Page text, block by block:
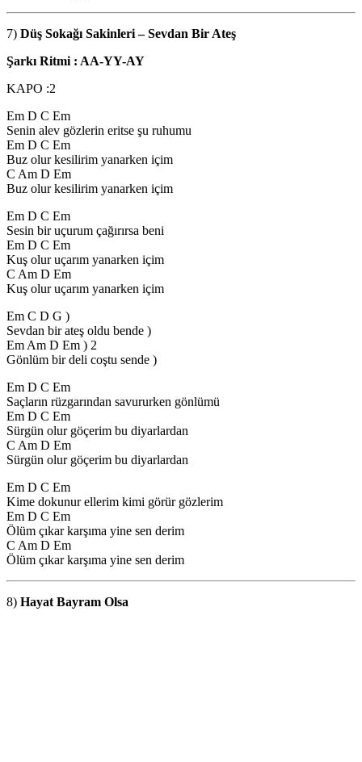
7) Düş Sokağı Sakinleri – Sevdan Bir Ateş
Şarkı Ritmi : AA-YY-AY
KAPO :2
Em D C Em
Senin alev gözlerin eritse şu ruhumu
Em D C Em
Buz olur kesilirim yanarken içim
C Am D Em
Buz olur kesilirim yanarken içim
Em D C Em
Sesin bir uçurum çağırırsa beni
Em D C Em
Kuş olur uçarım yanarken içim
C Am D Em
Kuş olur uçarım yanarken içim
Em C D G )
Sevdan bir ateş oldu bende )
Em Am D Em ) 2
Gönlüm bir deli coştu sende )
Em D C Em
Saçların rüzgarından savururken gönlümü
Em D C Em
Sürgün olur göçerim bu diyarlardan
C Am D Em
Sürgün olur göçerim bu diyarlardan
Em D C Em
Kime dokunur ellerim kimi görür gözlerim
Em D C Em
Ölüm çıkar karşıma yine sen derim
C Am D Em
Ölüm çıkar karşıma yine sen derim
8) Hayat Bayram Olsa